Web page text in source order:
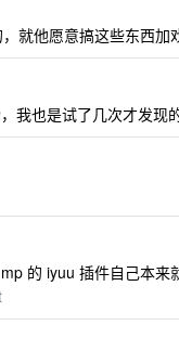
就他愿意搞这些东西加
我也是试了几次才发现
的 iyuu 插件自己本来